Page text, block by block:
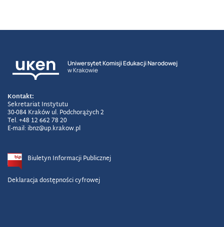
Uniwersytet Komisji Edukacji Narodowej
w Krakowie
Kontakt:
Sekretariat Instytutu
30-084 Kraków ul. Podchorążych 2
Tel. +48 12 662 78 20
E-mail: ibnz@up.krakow.pl
Biuletyn Informacji Publicznej
Deklaracja dostępności cyfrowej